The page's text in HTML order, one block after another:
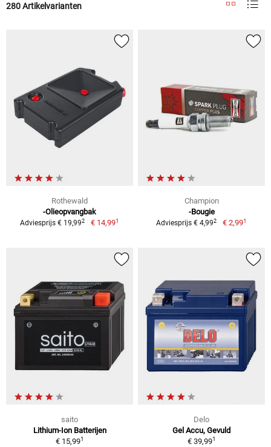
280 Artikelvarianten
Rothewald
-Olieopvangbak
Adviesprijs € 19,992 € 14,991
Champion
-Bougie
Adviesprijs € 4,992 € 2,991
saito
Lithium-Ion Batterijen
€ 15,991
Delo
Gel Accu, Gevuld
€ 39,991